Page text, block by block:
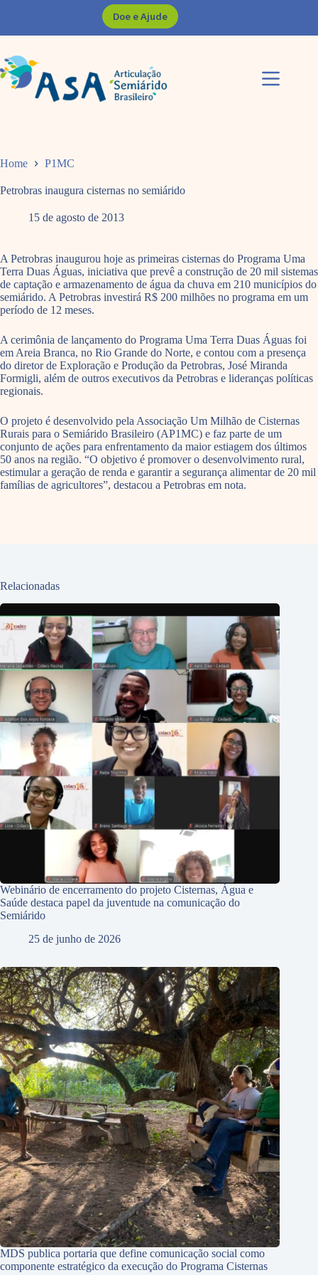
Doe e Ajude
Home P1MC
Petrobras inaugura cisternas no semiárido
15 de agosto de 2013
A Petrobras inaugurou hoje as primeiras cisternas do Programa Uma
Terra Duas Águas, iniciativa que prevê a construção de 20 mil sistemas
de captação e armazenamento de água da chuva em 210 municípios do
semiárido. A Petrobras investirá R$ 200 milhões no programa em um
período de 12 meses.
A cerimônia de lançamento do Programa Uma Terra Duas Águas foi
em Areia Branca, no Rio Grande do Norte, e contou com a presença
do diretor de Exploração e Produção da Petrobras, José Miranda
Formigli, além de outros executivos da Petrobras e lideranças políticas
regionais.
O projeto é desenvolvido pela Associação Um Milhão de Cisternas
Rurais para o Semiárido Brasileiro (AP1MC) e faz parte de um
conjunto de ações para enfrentamento da maior estiagem dos últimos
50 anos na região. “O objetivo é promover o desenvolvimento rural,
estimular a geração de renda e garantir a segurança alimentar de 20 mil
famílias de agricultores”, destacou a Petrobras em nota.
Relacionadas
Webinário de encerramento do projeto Cisternas, Água e
Saúde destaca papel da juventude na comunicação do
Semiárido
25 de junho de 2026
MDS publica portaria que define comunicação social como
componente estratégico da execução do Programa Cisternas